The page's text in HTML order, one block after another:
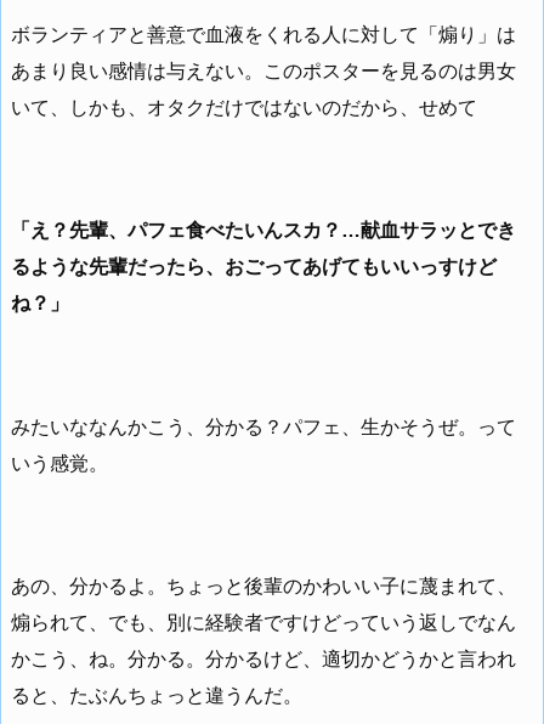
ボランティアと善意で血液をくれる人に対して「煽り」は
あまり良い感情は与えない。このポスターを見るのは男女
いて、しかも、オタクだけではないのだから、せめて
「え？先輩、パフェ食べたいんスカ？…献血サラッとでき
るような先輩だったら、おごってあげてもいいっすけど
ね？」
みたいななんかこう、分かる？パフェ、生かそうぜ。って
いう感覚。
あの、分かるよ。ちょっと後輩のかわいい子に蔑まれて、
煽られて、でも、別に経験者ですけどっていう返しでなん
かこう、ね。分かる。分かるけど、適切かどうかと言われ
ると、たぶんちょっと違うんだ。